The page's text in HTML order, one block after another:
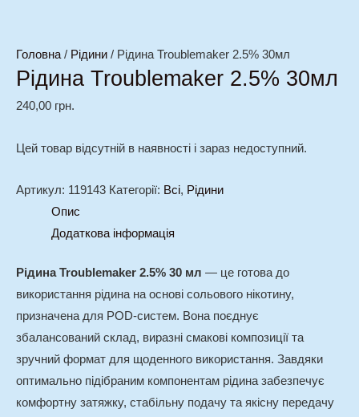
Головна / Рідини / Рідина Troublemaker 2.5% 30мл
Рідина Troublemaker 2.5% 30мл
240,00 грн.
Цей товар відсутній в наявності і зараз недоступний.
Артикул: 119143 Категорії: Всі, Рідини
Опис
Додаткова інформація
Рідина Troublemaker 2.5% 30 мл — це готова до
використання рідина на основі сольового нікотину,
призначена для POD-систем. Вона поєднує
збалансований склад, виразні смакові композиції та
зручний формат для щоденного використання. Завдяки
оптимально підібраним компонентам рідина забезпечує
комфортну затяжку, стабільну подачу та якісну передачу